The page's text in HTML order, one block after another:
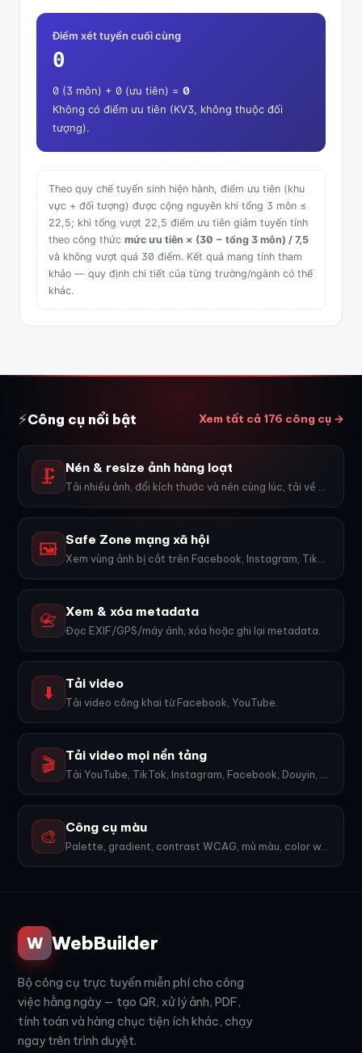
Điểm xét tuyển cuối cùng
0
0 (3 môn) + 0 (ưu tiên) = 0
Không có điểm ưu tiên (KV3, không thuộc đối
tượng).
Theo quy chế tuyển sinh hiện hành, điểm ưu tiên (khu
vực + đối tượng) được cộng nguyên khi tổng 3 môn ≤
22,5; khi tổng vượt 22,5 điểm ưu tiên giảm tuyến tính
theo công thức mức ưu tiên × (30 − tổng 3 môn) / 7,5
và không vượt quá 30 điểm. Kết quả mang tính tham
khảo — quy định chi tiết của từng trường/ngành có thể
khác.
⚡Công cụ nổi bật Xem tất cả 176 công cụ →
🗜️ Nén & resize ảnh hàng loạt
Tải nhiều ảnh, đổi kích thước và nén cùng lúc, tải về ZIP.
🖼️ Safe Zone mạng xã hội
Xem vùng ảnh bị cắt trên Facebook, Instagram, TikTok, YouTube...
📇 Xem & xóa metadata
Đọc EXIF/GPS/máy ảnh, xóa hoặc ghi lại metadata.
⬇️ Tải video
Tải video công khai từ Facebook, YouTube.
🎬 Tải video mọi nền tảng
Tải YouTube, TikTok, Instagram, Facebook, Douyin, Bilibili, X... 1600+ nền tảng, không watermark.
🎨 Công cụ màu
Palette, gradient, contrast WCAG, mù màu, color wheel, export PNG. 9 công cụ.
W WebBuilder
Bộ công cụ trực tuyến miễn phí cho công
việc hằng ngày — tạo QR, xử lý ảnh, PDF,
tính toán và hàng chục tiện ích khác, chạy
ngay trên trình duyệt.